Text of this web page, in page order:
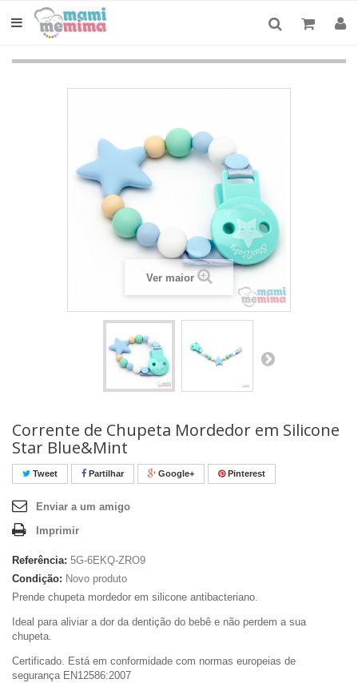
Ver maior
Corrente de Chupeta Mordedor em Silicone
Star Blue&Mint
Tweet Partilhar Google+ Pinterest
Enviar a um amigo
Imprimir
Referência: 5G-6EKQ-ZRO9
Condição: Novo produto
Prende chupeta mordedor em silicone antibacteriano.
Ideal para aliviar a dor da dentição do bebê e não perdem a sua
chupeta.
Certificado. Está em conformidade com normas europeias de
segurança EN12586:2007